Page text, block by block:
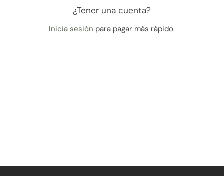
¿Tener una cuenta?
Inicia sesión para pagar más rápido.